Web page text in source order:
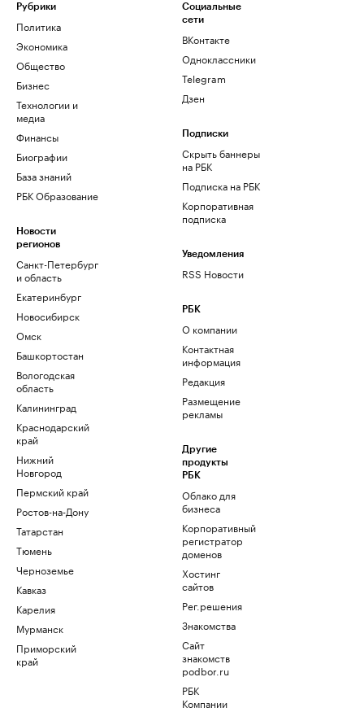
Рубрики
Политика
Экономика
Общество
Бизнес
Технологии и
медиа
Финансы
Биографии
База знаний
РБК Образование
Новости
регионов
Санкт-Петербург
и область
Екатеринбург
Новосибирск
Омск
Башкортостан
Вологодская
область
Калининград
Краснодарский
край
Нижний
Новгород
Пермский край
Ростов-на-Дону
Татарстан
Тюмень
Черноземье
Кавказ
Карелия
Мурманск
Приморский
край
Социальные
сети
ВКонтакте
Одноклассники
Telegram
Дзен
Подписки
Скрыть баннеры
на РБК
Подписка на РБК
Корпоративная
подписка
Уведомления
RSS Новости
РБК
О компании
Контактная
информация
Редакция
Размещение
рекламы
Другие
продукты
РБК
Облако для
бизнеса
Корпоративный
регистратор
доменов
Хостинг
сайтов
Рег.решения
Знакомства
Сайт
знакомств
podbor.ru
РБК
Компании